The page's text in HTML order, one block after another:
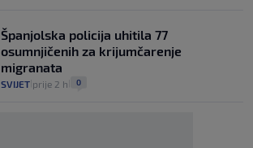
Španjolska policija uhitila 77
osumnjičenih za krijumčarenje
migranata
SVIJET prije 2 h 0